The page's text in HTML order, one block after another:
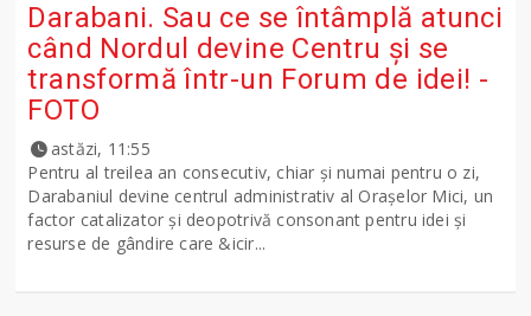
Darabani. Sau ce se întâmplă atunci
când Nordul devine Centru și se
transformă într-un Forum de idei! -
FOTO
astăzi, 11:55
Pentru al treilea an consecutiv, chiar și numai pentru o zi,
Darabaniul devine centrul administrativ al Orașelor Mici, un
factor catalizator și deopotrivă consonant pentru idei și
resurse de gândire care &icir...